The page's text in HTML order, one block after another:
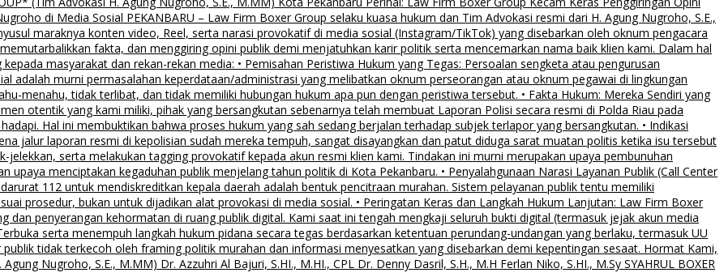
di Media Sosial PEKANBARU – Law Firm Boxer Group selaku kuasa hukum dan Tim Advokasi resmi dari H. Agung Nugroho, S.E.,
maraknya konten video, Reel, serta narasi provokatif di media sosial (Instagram/TikTok) yang disebarkan oleh oknum pengacara
fakta, dan menggiring opini publik demi menjatuhkan karir politik serta mencemarkan nama baik klien kami. Dalam hal
masyarakat dan rekan-rekan media: • Pemisahan Peristiwa Hukum yang Tegas: Persoalan sengketa atau pengurusan
adalah murni permasalahan keperdataan/administrasi yang melibatkan oknum perseorangan atau oknum pegawai di lingkungan
menahu, tidak terlibat, dan tidak memiliki hubungan hukum apa pun dengan peristiwa tersebut. • Fakta Hukum: Mereka Sendiri yang
otentik yang kami miliki, pihak yang bersangkutan sebenarnya telah membuat Laporan Polisi secara resmi di Polda Riau pada
Hal ini membuktikan bahwa proses hukum yang sah sedang berjalan terhadap subjek terlapor yang bersangkutan. • Indikasi
jalur laporan resmi di kepolisian sudah mereka tempuh, sangat disayangkan dan patut diduga sarat muatan politis ketika isu tersebut
serta melakukan tagging provokatif kepada akun resmi klien kami. Tindakan ini murni merupakan upaya pembunuhan
upaya menciptakan kegaduhan publik menjelang tahun politik di Kota Pekanbaru. • Penyalahgunaan Narasi Layanan Publik (Call Center
112 untuk mendiskreditkan kepala daerah adalah bentuk pencitraan murahan. Sistem pelayanan publik tentu memiliki
prosedur, bukan untuk dijadikan alat provokasi di media sosial. • Peringatan Keras dan Langkah Hukum Lanjutan: Law Firm Boxer
penyerangan kehormatan di ruang publik digital. Kami saat ini tengah mengkaji seluruh bukti digital (termasuk jejak akun media
serta menempuh langkah hukum pidana secara tegas berdasarkan ketentuan perundang-undangan yang berlaku, termasuk UU
tidak terkecoh oleh framing politik murahan dan informasi menyesatkan yang disebarkan demi kepentingan sesaat. Hormat Kami,
Nugroho, S.E., M.MM) Dr. Azzuhri Al Bajuri, S.HI., M.HI., CPL Dr. Denny Dasril, S.H., M.H Ferlan Niko, S.HI., M.Sy SYAHRUL BOXER